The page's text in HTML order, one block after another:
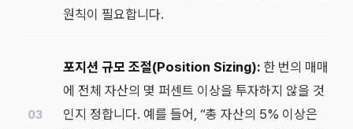
원칙이 필요합니다.
포지션 규모 조절(Position Sizing): 한 번의 매매
에 전체 자산의 몇 퍼센트 이상을 투자하지 않을 것
인지 정합니다. 예를 들어, “총 자산의 5% 이상은